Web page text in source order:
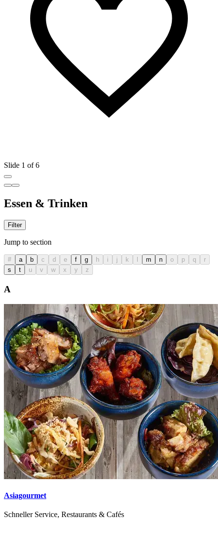
Slide 1 of 6
Essen & Trinken
Filter
Jump to section
# a b c d e f g h i j k m n o p q
r
s
t u v w x y z
A
Asiagourmet
Schneller Service, Restaurants & Cafés